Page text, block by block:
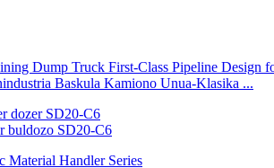
Baskula Kamiono Unua-Klasika ...
buldozo SD20-C6